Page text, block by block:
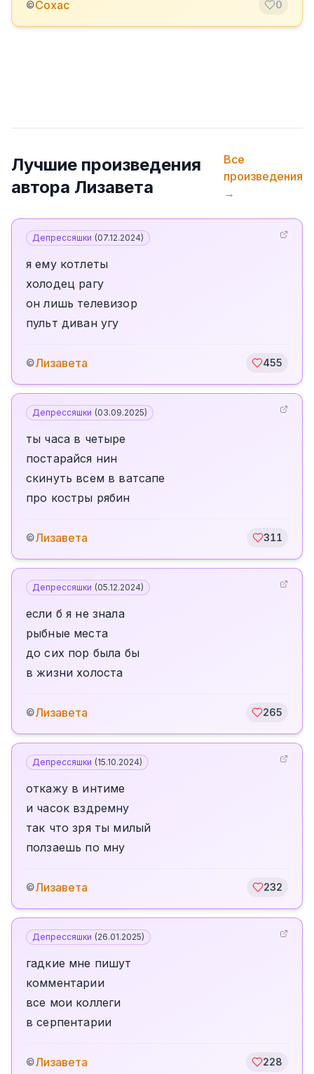
©Сохас 0
Лучшие произведения
автора Лизавета
Все
произведения
→
Депрессяшки (07.12.2024)
я ему котлеты
холодец рагу
он лишь телевизор
пульт диван угу
©Лизавета 455
Депрессяшки (03.09.2025)
ты часа в четыре
постарайся нин
скинуть всем в ватсапе
про костры рябин
©Лизавета 311
Депрессяшки (05.12.2024)
если б я не знала
рыбные места
до сих пор была бы
в жизни холоста
©Лизавета 265
Депрессяшки (15.10.2024)
откажу в интиме
и часок вздремну
так что зря ты милый
ползаешь по мну
©Лизавета 232
Депрессяшки (26.01.2025)
гадкие мне пишут
комментарии
все мои коллеги
в серпентарии
©Лизавета 228